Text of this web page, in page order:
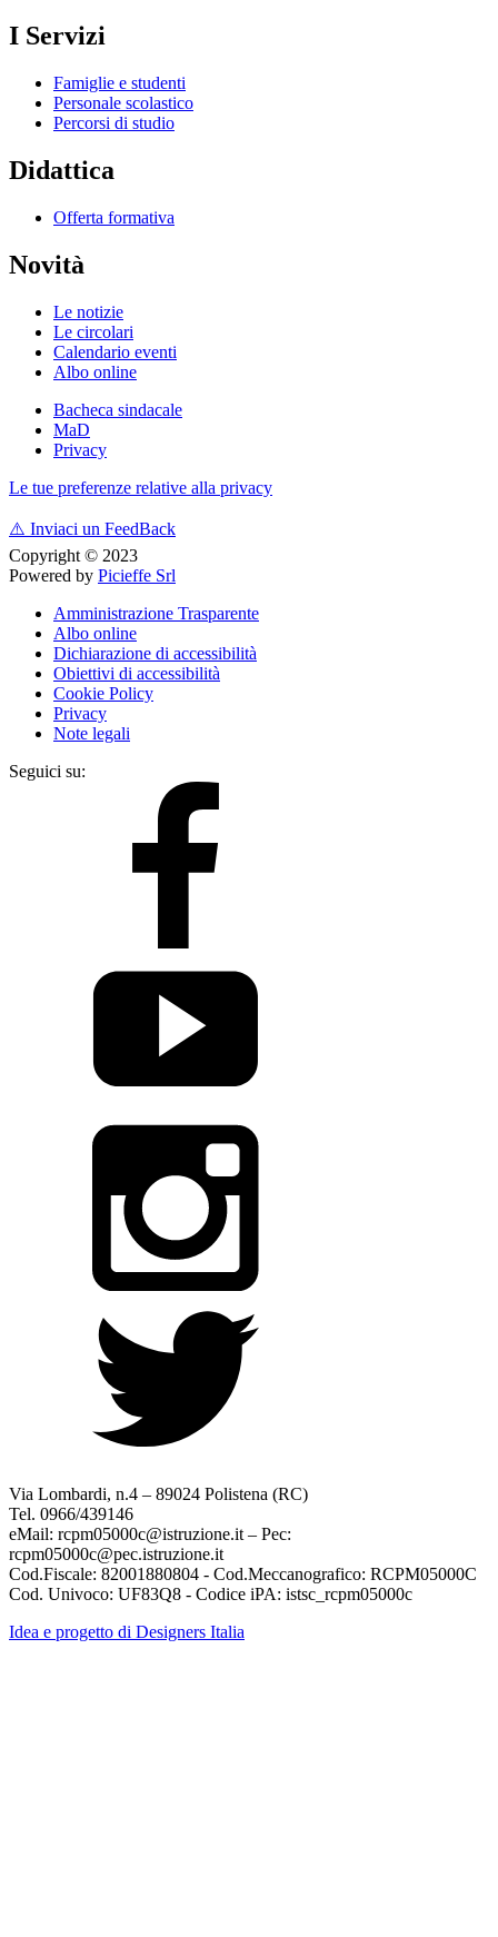
I Servizi
Famiglie e studenti
Personale scolastico
Percorsi di studio
Didattica
Offerta formativa
Novità
Le notizie
Le circolari
Calendario eventi
Albo online
Bacheca sindacale
MaD
Privacy
Le tue preferenze relative alla privacy
⚠️ Inviaci un FeedBack
Copyright © 2023
Powered by Picieffe Srl
Amministrazione Trasparente
Albo online
Dichiarazione di accessibilità
Obiettivi di accessibilità
Cookie Policy
Privacy
Note legali
Seguici su:
Via Lombardi, n.4 – 89024 Polistena (RC)
Tel. 0966/439146
eMail: rcpm05000c@istruzione.it – Pec:
rcpm05000c@pec.istruzione.it
Cod.Fiscale: 82001880804 - Cod.Meccanografico: RCPM05000C
Cod. Univoco: UF83Q8 - Codice iPA: istsc_rcpm05000c
Idea e progetto di Designers Italia